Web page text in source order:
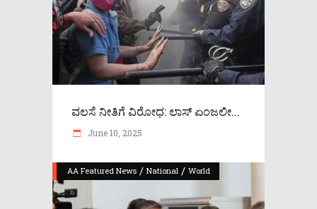
ವಲಸೆ ನೀತಿಗೆ ವಿರೋಧ: ಲಾಸ್ ಏಂಜಲೀ...
June 10, 2025
AA Featured News / National / World